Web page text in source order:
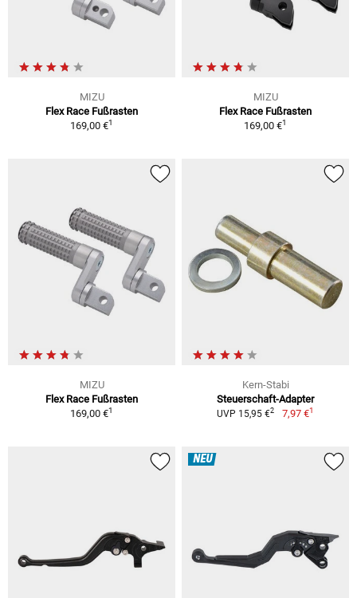
MIZU
Flex Race Fußrasten
169,00 €1
MIZU
Flex Race Fußrasten
169,00 €1
MIZU
Flex Race Fußrasten
169,00 €1
Kern-Stabi
Steuerschaft-Adapter
UVP 15,95 €2 7,97 €1
NEU